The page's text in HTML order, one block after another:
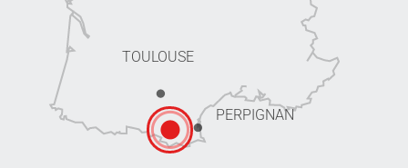
TOULOUSE
PERPIGNAN